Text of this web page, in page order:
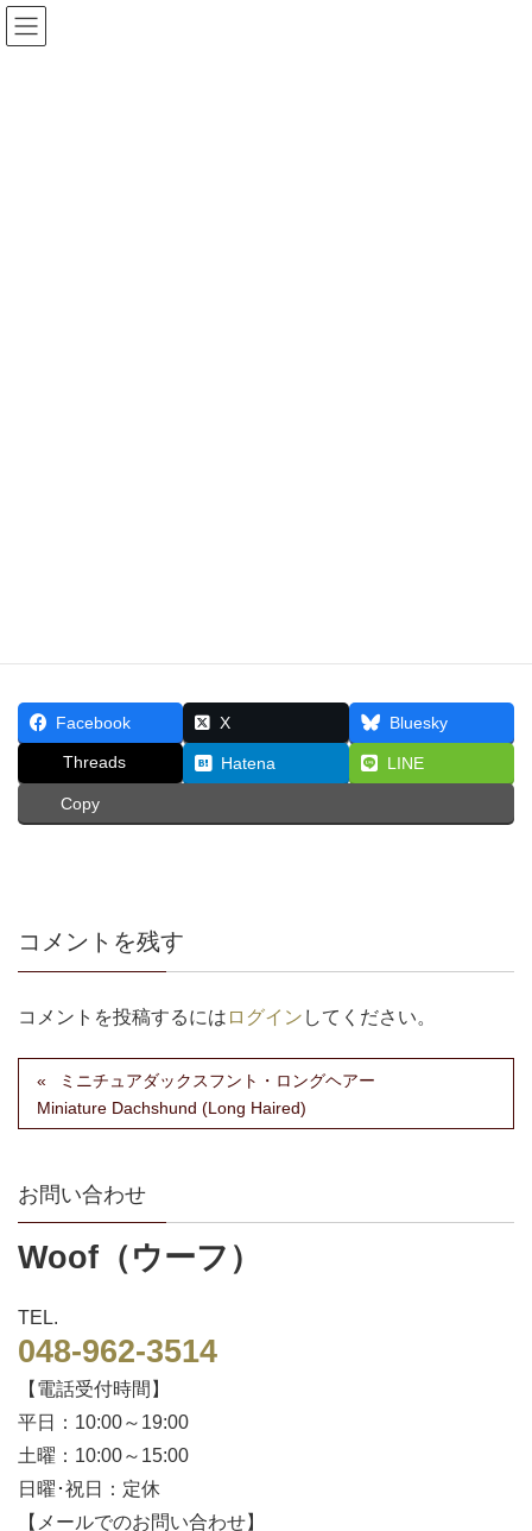
Facebook X Bluesky
Threads Hatena LINE
Copy
コメントを残す
コメントを投稿するには ログイン してください。
ミニチュアダックスフント・ロングヘアー
Miniature Dachshund (Long Haired)
お問い合わせ
Woof（ウーフ）
TEL.
048-962-3514
【電話受付時間】
平日：10:00～19:00
土曜：10:00～15:00
日曜･祝日：定休
【メールでのお問い合わせ】